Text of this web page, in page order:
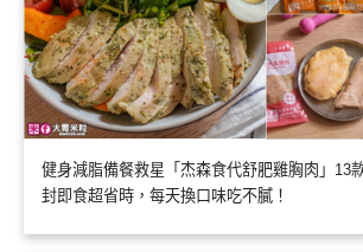
健身減脂備餐救星「杰森食代舒肥雞胸肉」13
封即食超省時，每天換口味吃不膩！